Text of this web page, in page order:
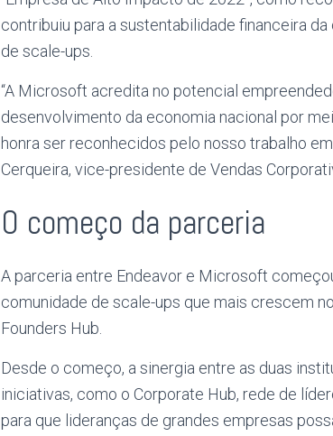
contribuiu para a sustentabilidade financeira
de scale-ups.
“A Microsoft acredita no potencial
desenvolvimento da economia nacional por
honra ser reconhecidos pelo nosso trabalho
Cerqueira, vice-presidente de Vendas
O começo da parceria
A parceria entre Endeavor e Microsoft
comunidade de scale-ups que mais crescem
Founders Hub.
Desde o começo, a sinergia entre as duas
iniciativas, como o Corporate Hub, rede de
para que lideranças de grandes empresas